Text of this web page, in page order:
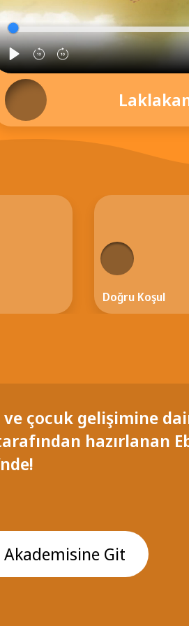
Doğru Koşul
çocuk gelişimine
hazırlanan
Akademisine Git